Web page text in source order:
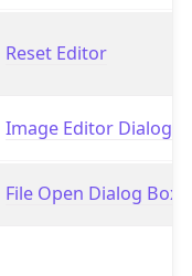
Reset Editor
Image Editor Dialog
File Open Dialog Box